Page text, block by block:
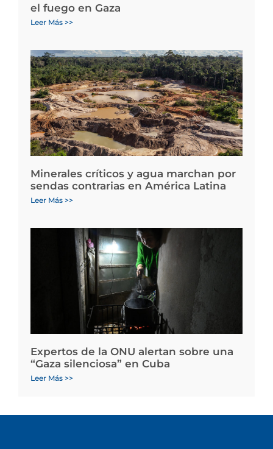
el fuego en Gaza
Leer Más >>
Minerales críticos y agua marchan por
sendas contrarias en América Latina
Leer Más >>
Expertos de la ONU alertan sobre una
“Gaza silenciosa” en Cuba
Leer Más >>